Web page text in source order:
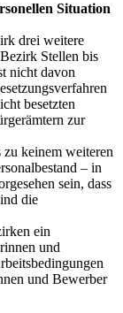
Situation
drei weitere
Stellen bis
nicht davon
besetzten
zur
zu keinem weiteren
– in
sein, dass
die
ein
und
und Bewerber